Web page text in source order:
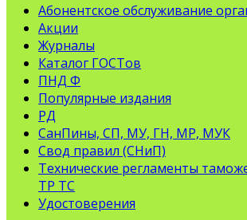
Абонентское обслуживание
Акции
Журналы
Каталог ГОСТов
ПНД Ф
Популярные издания
РД
СанПины, СП, МУ, ГН, МР, МУК
Свод правил (СНиП)
Технические регламенты
ТР ТС
Удостоверения